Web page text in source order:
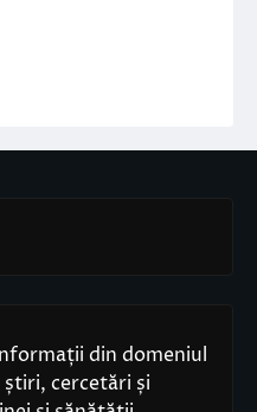
din domeniul
știri, cercetări și